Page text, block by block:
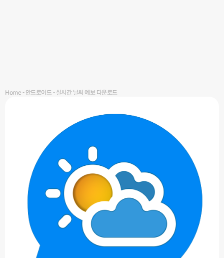
Home-안드로이드-실시간 날씨 예보 다운로드